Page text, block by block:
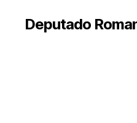
Deputado